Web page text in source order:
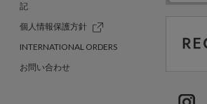
記
個人情報保護方針
INTERNATIONAL ORDERS
お問い合わせ